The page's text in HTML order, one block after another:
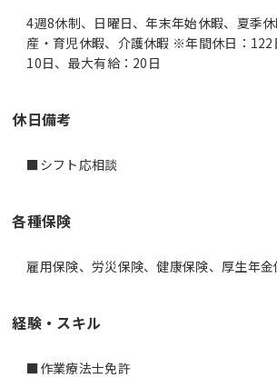
4週8休制、日曜日、年末年始休暇、夏季
産・育児休暇、介護休暇 ※年間休日：122
10日、最大有給：20日
休日備考
■シフト応相談
各種保険
雇用保険、労災保険、健康保険、厚生年
経験・スキル
■作業療法士免許